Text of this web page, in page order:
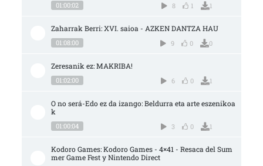
01:00:02 8 1 1
Zaharrak Berri: XVI. saioa - AZKEN DANTZA HAU
01:08:00 9 0 0
Zeresanik ez: MAKRIBA!
01:02:00 6 0 1
O no será-Edo ez da izango: Beldurra eta arte eszenikoa
k
01:00:04 3 0 1
Kodoro Games: Kodoro Games - 4×41 - Resaca del Sum
mer Game Fest y Nintendo Direct